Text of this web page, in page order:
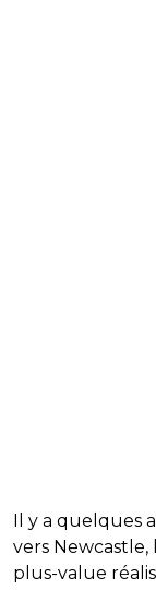
Il y a quelques
vers Newcastle,
plus-value